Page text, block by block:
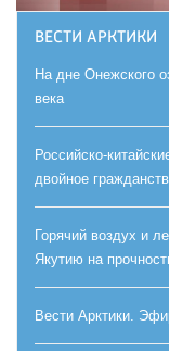
ВЕСТИ АРКТИКИ
На дне Онежского
века
Российско-
двойное
Горячий воздух и
Якутию на
Вести Арктики.